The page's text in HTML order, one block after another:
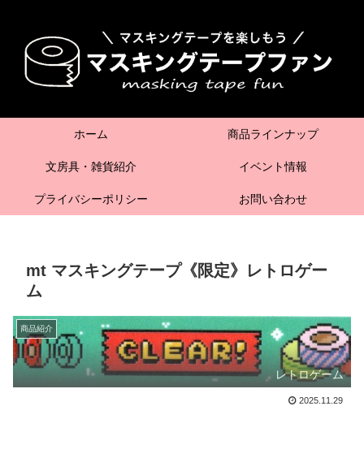
ホーム 商品ラインナップ
文房具・雑貨紹介 イベント情報
プライバシーポリシー お問い合わせ
mt マスキングテープ《限定》レトロゲー
ム
商品紹介
レトロゲーム
2025.11.29